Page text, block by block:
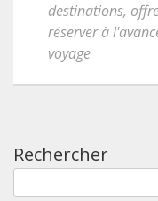
destinations,
réserver à
voyage
Rechercher